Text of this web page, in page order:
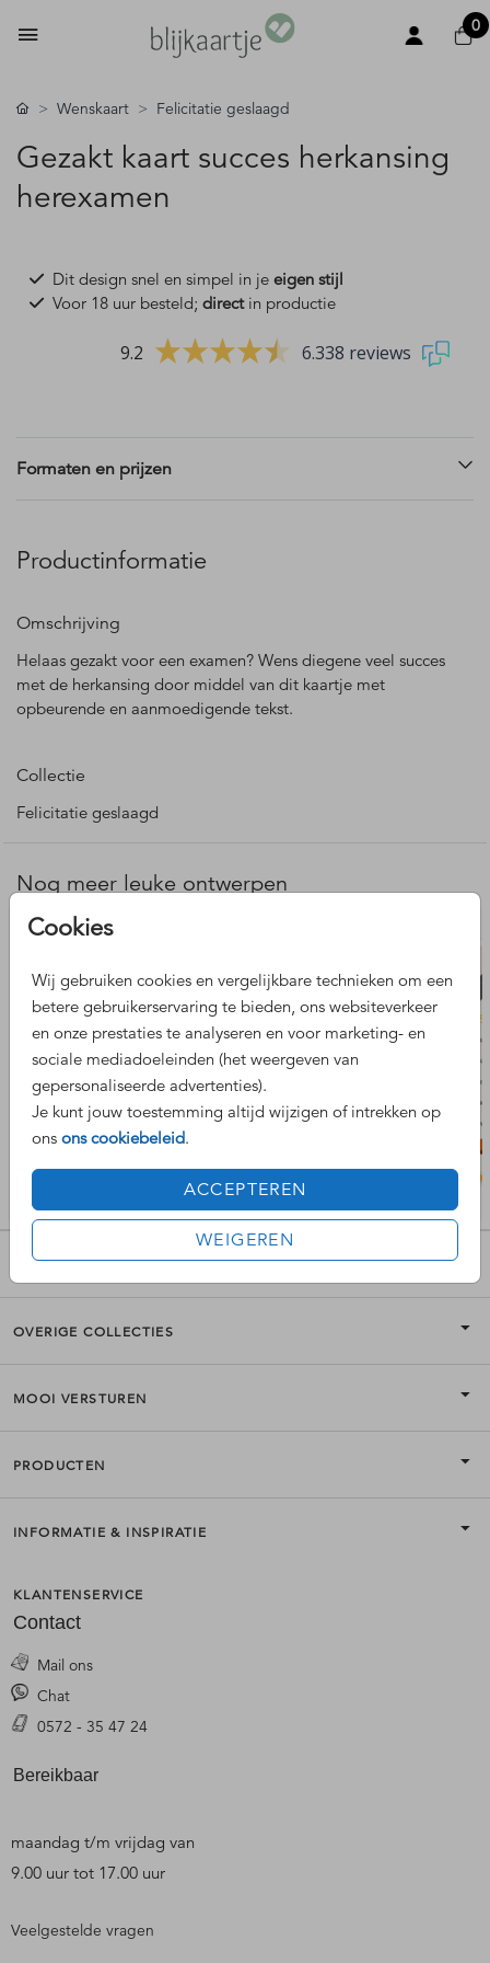
0
Cookies
Wij gebruiken cookies en vergelijkbare technieken om een
betere gebruikerservaring te bieden, ons websiteverkeer
en onze prestaties te analyseren en voor marketing- en
sociale mediadoeleinden (het weergeven van
gepersonaliseerde advertenties).
Je kunt jouw toestemming altijd wijzigen of intrekken op
ons ons cookiebeleid.
ACCEPTEREN
WEIGEREN
Wenskaart Felicitatie geslaagd
Gezakt kaart succes herkansing
herexamen
Dit design snel en simpel in je eigen stijl
Voor 18 uur besteld; directin productie
9.2 6.338 reviews
Formaten en prijzen
Productinformatie
Omschrijving
Helaas gezakt voor een examen? Wens diegene veel succes
met de herkansing door middel van dit kaartje met
opbeurende en aanmoedigende tekst.
Collectie
Felicitatie geslaagd
Nog meer leuke ontwerpen
POPULAIRE COLLECTIES
OVERIGE COLLECTIES
MOOI VERSTUREN
PRODUCTEN
INFORMATIE & INSPIRATIE
KLANTENSERVICE
Contact
Mail ons
Chat
0572 - 35 47 24
Bereikbaar
maandag t/m vrijdag van
9.00 uur tot 17.00 uur
Veelgestelde vragen